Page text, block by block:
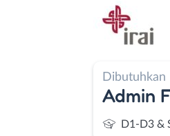
Dibutuhkan
Admin
D1-D3 &